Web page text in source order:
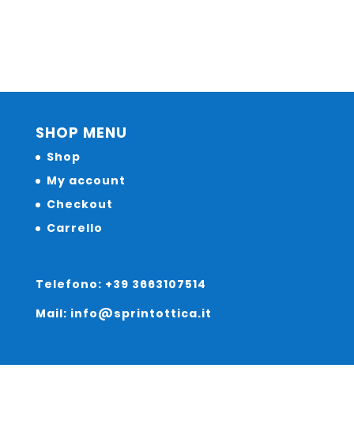
SHOP MENU
Shop
My account
Checkout
Carrello
Telefono: +39 3663107514
Mail: info@sprintottica.it